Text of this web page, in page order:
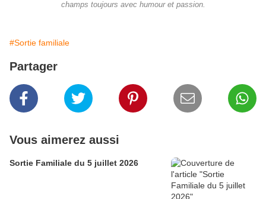
champs toujours avec humour et passion.
#Sortie familiale
Partager
Vous aimerez aussi
Sortie Familiale du 5 juillet 2026